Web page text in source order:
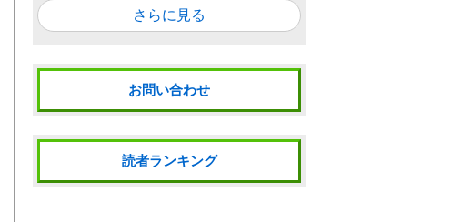
さらに見る
お問い合わせ
読者ランキング